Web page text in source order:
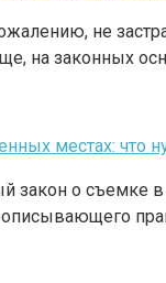
не
на законных
местах: что
закон о съемке